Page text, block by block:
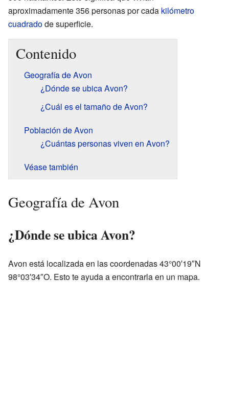
aproximadamente 356 personas por cada kilómetro
cuadradode superficie.
Contenido
Geografía de Avon
¿Dónde se ubica Avon?
¿Cuál es el tamaño de Avon?
Población de Avon
¿Cuántas personas viven en Avon?
Véase también
Geografía de Avon
¿Dónde se ubica Avon?
Avon está localizada en las coordenadas 43°00′19″N
98°03′34″O. Esto te ayuda a encontrarla en un mapa.